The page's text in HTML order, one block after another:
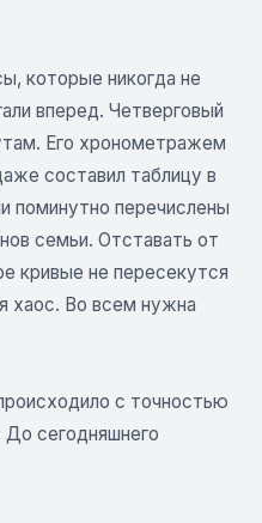
которые никогда не
вперед. Четверговый
Его хронометражем
составил таблицу в
поминутно перечислены
семьи. Отставать от
кривые не пересекутся
хаос. Во всем нужна
с точностью
До сегодняшнего